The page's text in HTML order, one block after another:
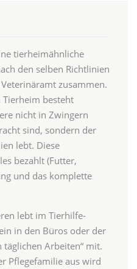
tierheimähnliche
den selben Richtlinien
zusammen.
Tierheim besteht
nicht in Zwingern
sind, sondern der
lebt. Diese
bezahlt (Futter,
und das komplette
lebt im Tierhilfe-
in den Büros oder der
täglichen Arbeiten“ mit.
Pflegefamilie aus wird